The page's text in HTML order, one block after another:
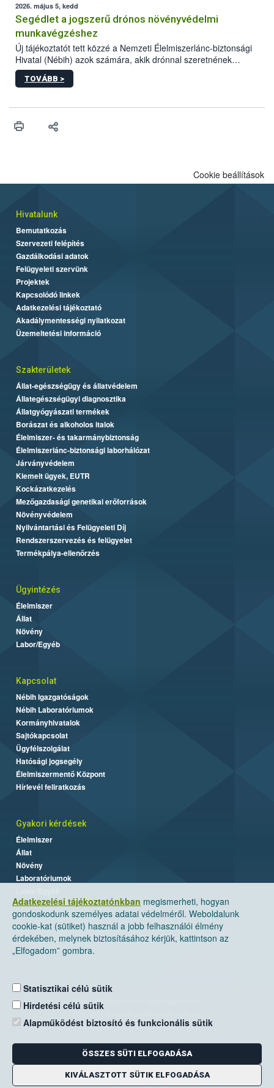
mennyiségének esetenként a kezelt terményeken is jelen kell
lennie. Nem minden élelmiszer tartalmaz szermaradékot.
Azokban az élelmiszerekben is, melyekben kimutathatóak,
általában csak nagyon kis mennyiségben vannak jelen, így nem
jelenthetnek kockázatot a fogyasztó egészségére nézve.
2026. május 5, kedd
Segédlet a jogszerű drónos növényvédelmi
munkavégzéshez
Új tájékoztatót tett közzé a Nemzeti Élelmiszerlánc-biztonsági
Hivatal (Nébih) azok számára, akik drónnal szeretnének
növényvédelmi vagy tápanyag-gazdálkodási tevékenységet
végezni Magyarországon. Az összefoglaló részletesen
műszaki és hatósági feltételek.
TOVÁBB >
Adatkezelési tájékoztatónkban megismerheti, hogyan
gondoskodunk személyes adatai védelméről. Weboldalunk
cookie-kat (sütiket) használ a jobb felhasználói élmény
érdekében, melynek biztosításához kérjük, kattintson az
„Elfogadom” gombra.
Statisztikai célú sütik
Hirdetési célú sütik
Alapműködést biztosító és funkcionális sütik
ÖSSZES SÜTI ELFOGADÁSA
KIVÁLASZTOTT SÜTIK ELFOGADÁSA
Cookie beállítások
Hivatalunk
Bemutatkozás
Szervezeti felépítés
Gazdálkodási adatok
Felügyeleti szervünk
Projektek
Kapcsolódó linkek
Adatkezelési tájékoztató
Akadálymentességi nyilatkozat
Üzemeltetési információ
Szakterületek
Állat-egészségügy és állatvédelem
Állategészségügyi diagnosztika
Állatgyógyászati termékek
Borászat és alkoholos italok
Élelmiszer- és takarmánybiztonság
Élelmiszerlánc-biztonsági laborhálózat
Járványvédelem
Kiemelt ügyek, EUTR
Kockázatkezelés
Mezőgazdasági genetikai erőforrások
Növényvédelem
Nyilvántartási és Felügyeleti Díj
Rendszerszervezés és felügyelet
Termékpálya-ellenőrzés
Ügyintézés
Élelmiszer
Állat
Növény
Labor/Egyéb
Kapcsolat
Nébih Igazgatóságok
Nébih Laboratóriumok
Kormányhivatalok
Sajtókapcsolat
Ügyfélszolgálat
Hatósági jogsegély
Élelmiszermentő Központ
Hírlevél feliratkozás
Gyakori kérdések
Élelmiszer
Állat
Növény
Laboratóriumok
Nemzeti Élelmiszerlánc-biztonsági Hivatal
Levelezési cím: 1525 Budapest. Pf. 30.
E-mail:ugyfelszolgalat@nebih.gov.hu
Zöld szám: 06-80/263-244
Telefon: 06-1/ 336-9000